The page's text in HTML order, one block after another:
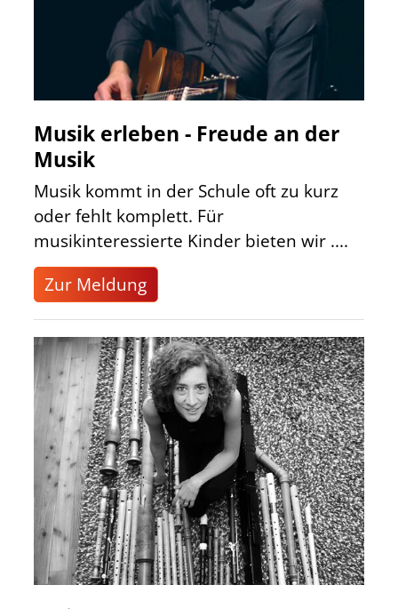
Musik erleben - Freude an der
Musik
Musik kommt in der Schule oft zu kurz
oder fehlt komplett. Für
musikinteressierte Kinder bieten wir ....
Zur Meldung